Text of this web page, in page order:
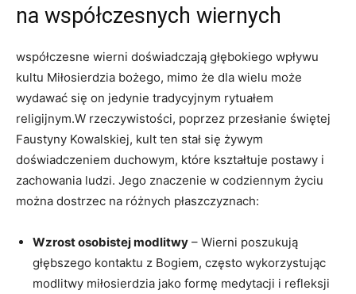
na współczesnych wiernych
współczesne‍ wierni doświadczają głębokiego wpływu
kultu Miłosierdzia ⁤bożego, mimo że dla wielu może
⁢wydawać⁢ się ‍on jedynie tradycyjnym rytuałem
religijnym.W rzeczywistości, poprzez‍ przesłanie ‍świętej
Faustyny Kowalskiej, kult ten stał się‌ żywym
doświadczeniem duchowym, ⁣które ‌kształtuje postawy i
zachowania ludzi. Jego znaczenie w‌ codziennym życiu
można dostrzec na różnych ‍płaszczyznach:
Wzrost osobistej modlitwy – Wierni poszukują
głębszego kontaktu z Bogiem,‍ często wykorzystując
modlitwy miłosierdzia jako formę medytacji ​i refleksji